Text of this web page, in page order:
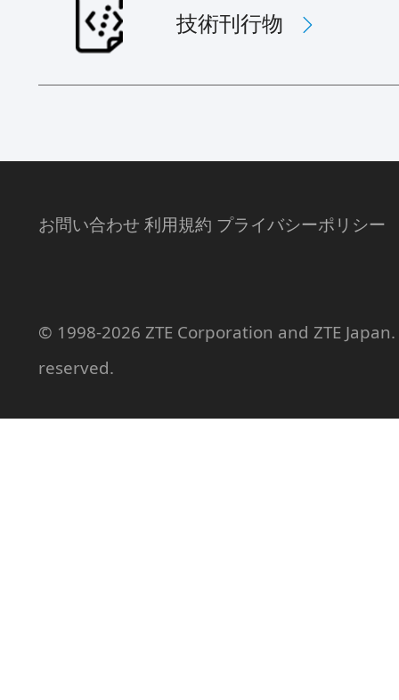
技術刊行物
お問い合わせ 利用規約 プライバシーポリシー
© 1998-2026 ZTE Corporation and ZTE
reserved.